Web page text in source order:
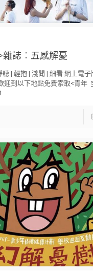
誌︰五感解憂
| 輕抱 | 淺聞 | 細看 網上電子
迎到以下地點免費索取<青年